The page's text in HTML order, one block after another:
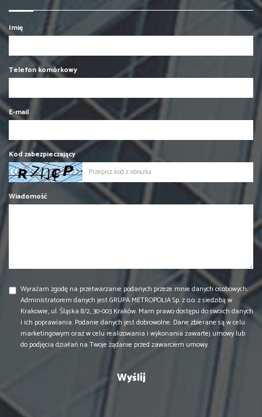
Imię
Telefon komórkowy
E-mail
Kod zabezpieczający
Wiadomość
Wyrażam zgodę na przetwarzanie podanych przeze mnie danych osobowych.
Administratorem danych jest GRUPA METROPOLIA Sp. z o.o. z siedzibą w
Krakowie, ul. Śląska 8/2, 30-003 Kraków. Mam prawo dostępu do swoich danych
i ich poprawiania. Podanie danych jest dobrowolne. Dane zbierane są w celu
marketingowym oraz w celu realizowania i wykonania zawartej umowy lub
do podjęcia działań na Twoje żądanie przed zawarciem umowy.